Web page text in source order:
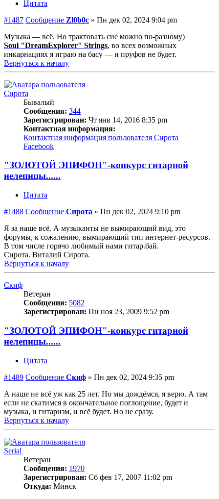
Цитата
#1487 Сообщение Zl0b0c » Пн дек 02, 2024 9:04 pm
Музыка — всё. Но трактовать сие можно по-разному)
Soul "DreamExplorer" Strings, во всех возможных
инкарнациях я играю на басу — и пруфов не будет.
Вернуться к началу
Сирота
Бывалый
Сообщения: 344
Зарегистрирован: Чт янв 14, 2016 8:35 pm
Контактная информация:
Контактная информация пользователя Сирота
Facebook
"ЗОЛОТОЙ ЭПИФОН"-конкурс гитарной
нелепицы......
Цитата
#1488 Сообщение Сирота » Пн дек 02, 2024 9:10 pm
Я за наше всё. А музыканты не вымирающий вид, это
форумы, к сожалению, вымирающий тип интернет-ресурсов.
В том числе горячо любимый нами гитар.бай.
Сирота. Виталий Сирота.
Вернуться к началу
Скиф
Ветеран
Сообщения: 5082
Зарегистрирован: Пн ноя 23, 2009 9:52 pm
"ЗОЛОТОЙ ЭПИФОН"-конкурс гитарной
нелепицы......
Цитата
#1489 Сообщение Скиф » Пн дек 02, 2024 9:35 pm
А наше не всё уж как 25 лет. Но мы дождёмся, я верю. А там
если не скатимся в окончательное поглощение, будет и
музыка, и гитаризм, и всё будет. Но не сразу.
Вернуться к началу
Serial
Ветеран
Сообщения: 1970
Зарегистрирован: Сб фев 17, 2007 11:02 pm
Откуда: Минск